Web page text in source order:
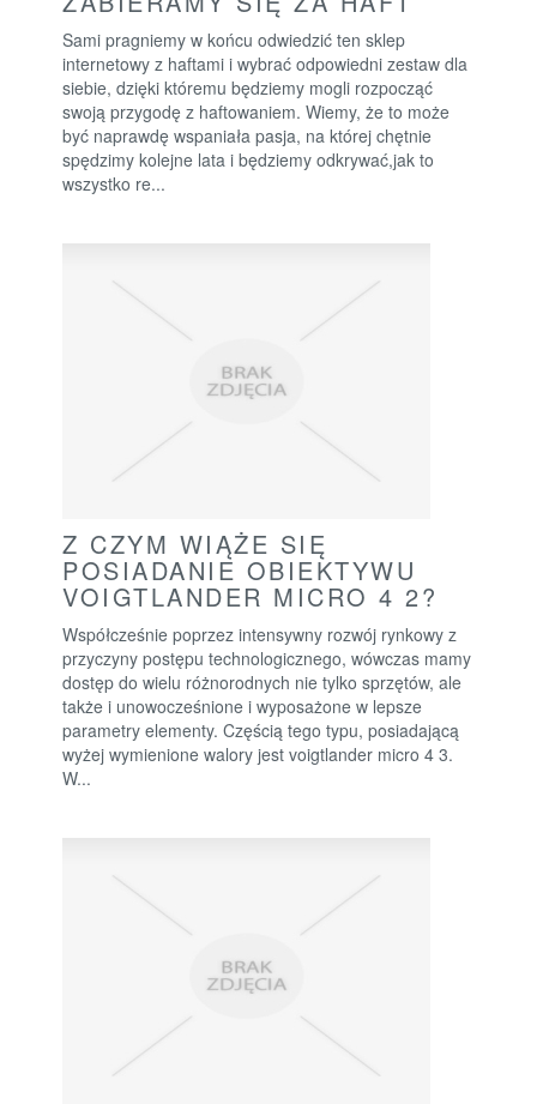
Sami pragniemy w końcu odwiedzić ten sklep
internetowy z haftami i wybrać odpowiedni zestaw dla
siebie, dzięki któremu będziemy mogli rozpocząć
swoją przygodę z haftowaniem. Wiemy, że to może
być naprawdę wspaniała pasja, na której chętnie
spędzimy kolejne lata i będziemy odkrywać,jak to
wszystko re...
Z CZYM WIĄŻE SIĘ
POSIADANIE OBIEKTYWU
VOIGTLANDER MICRO 4 2?
Współcześnie poprzez intensywny rozwój rynkowy z
przyczyny postępu technologicznego, wówczas mamy
dostęp do wielu różnorodnych nie tylko sprzętów, ale
także i unowocześnione i wyposażone w lepsze
parametry elementy. Częścią tego typu, posiadającą
wyżej wymienione walory jest voigtlander micro 4 3.
W...